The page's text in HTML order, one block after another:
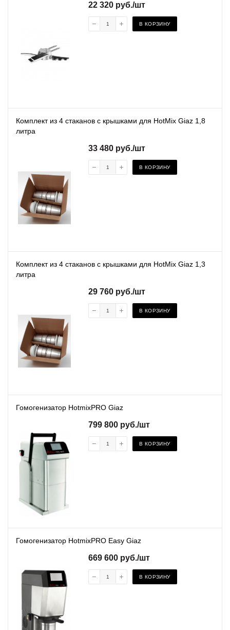
22 320 руб./шт
В КОРЗИНУ
Комплект из 4 стаканов с крышками для HotMix Giaz 1,8
литра
33 480 руб./шт
В КОРЗИНУ
Комплект из 4 стаканов с крышками для HotMix Giaz 1,3
литра
29 760 руб./шт
В КОРЗИНУ
Гомогенизатор HotmixPRO Giaz
799 800 руб./шт
В КОРЗИНУ
Гомогенизатор HotmixPRO Easy Giaz
669 600 руб./шт
В КОРЗИНУ